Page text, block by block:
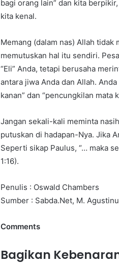
bagi orang lain” dan kita
kita kenal.
Memang (dalam nas) Allah
memutuskan hal itu sendiri.
“Eli” Anda, tetapi berusaha
antara jiwa Anda dan Allah.
kanan” dan “pencungkilan
Jangan sekali-kali meminta
putuskan di hadapan-Nya. Jika
Seperti sikap Paulus, “… maka
1:16).
Penulis : Oswald Chambers
Sumber : Sabda.Net, M.
Comments
Bagikan